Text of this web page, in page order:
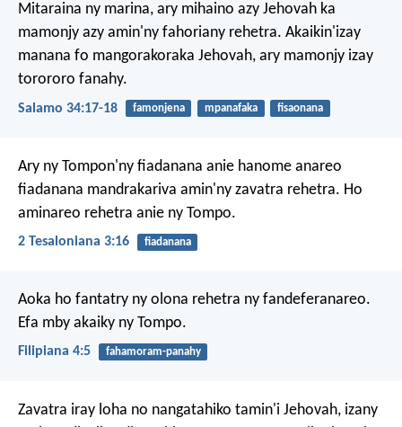
Mitaraina ny marina, ary mihaino azy Jehovah ka
mamonjy azy amin'ny fahoriany rehetra. Akaikin'izay
manana fo mangorakoraka Jehovah, ary mamonjy izay
torororo fanahy.
Salamo 34:17-18 famonjena mpanafaka fisaonana
Ary ny Tompon'ny fiadanana anie hanome anareo
fiadanana mandrakariva amin'ny zavatra rehetra. Ho
aminareo rehetra anie ny Tompo.
2 Tesaloniana 3:16 fiadanana
Aoka ho fantatry ny olona rehetra ny fandeferanareo.
Efa mby akaiky ny Tompo.
Filipiana 4:5 fahamoram-panahy
Zavatra iray loha no nangatahiko tamin'i Jehovah, izany